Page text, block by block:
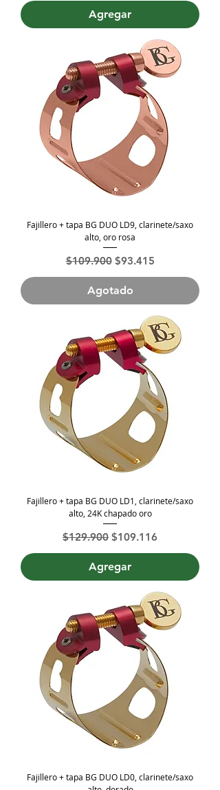
Agregar
Fajillero + tapa BG DUO LD9, clarinete/saxo
alto, oro rosa
Precio
$109.900 Precio de oferta
$93.415
Agotado
Fajillero + tapa BG DUO LD1, clarinete/saxo
alto, 24K chapado oro
Precio
$129.900 Precio de oferta
$109.116
Agregar
Fajillero + tapa BG DUO LD0, clarinete/saxo